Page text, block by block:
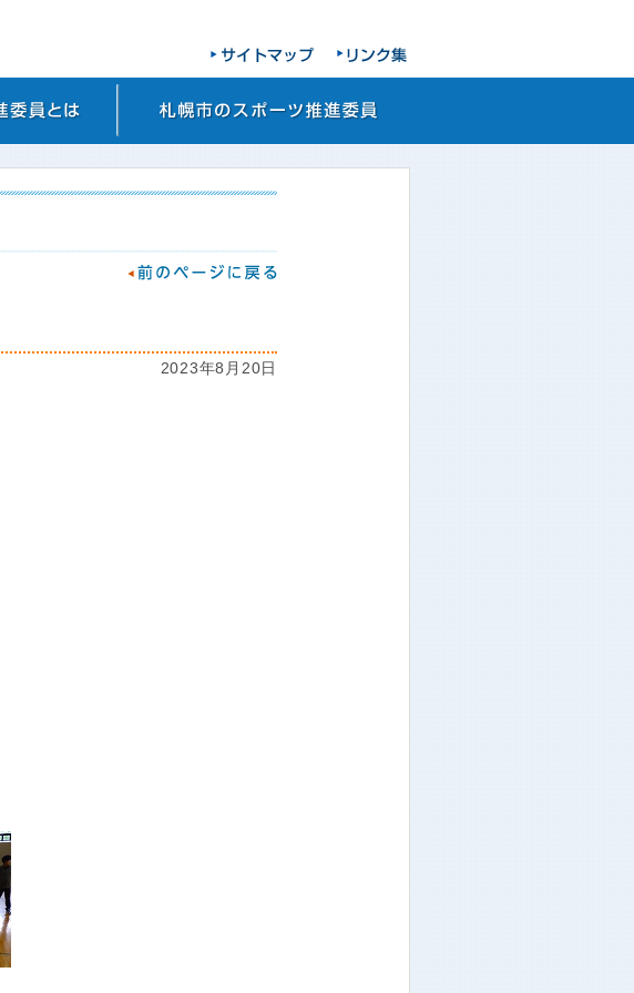
2023年8月20日